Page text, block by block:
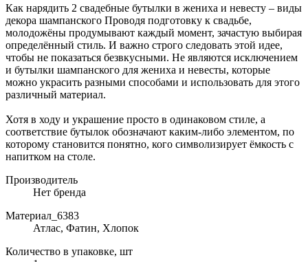
Как нарядить 2 свадебные бутылки в жениха и невесту – виды
декора шампанского Проводя подготовку к свадьбе,
молодожёны продумывают каждый момент, зачастую выбирая
определённый стиль. И важно строго следовать этой идее,
чтобы не показаться безвкусными. Не являются исключением
и бутылки шампанского для жениха и невесты, которые
можно украсить разными способами и использовать для этого
различный материал.
Хотя в ходу и украшение просто в одинаковом стиле, а
соответствие бутылок обозначают каким-либо элементом, по
которому становится понятно, кого символизирует ёмкость с
напитком на столе.
Производитель
Нет бренда
Материал_6383
Атлас, Фатин, Хлопок
Количество в упаковке, шт